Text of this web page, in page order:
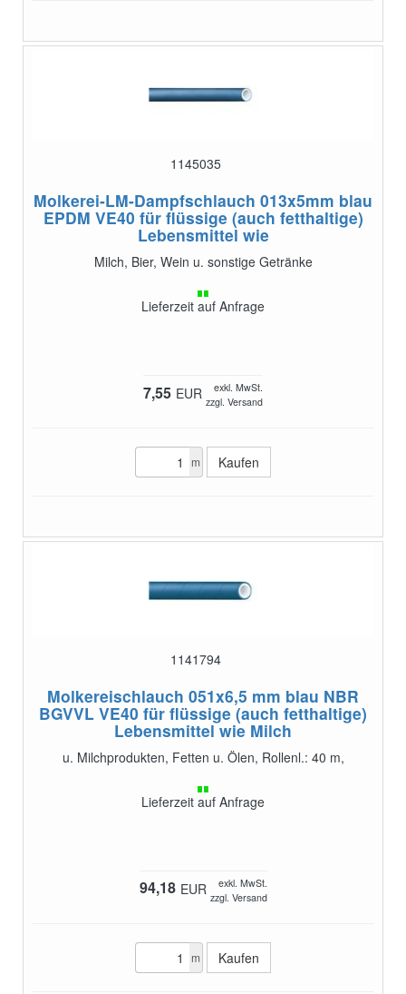
1145035
Molkerei-LM-Dampfschlauch 013x5mm blau
EPDM VE40 für flüssige (auch fetthaltige)
Lebensmittel wie
Milch, Bier, Wein u. sonstige Getränke
Lieferzeit auf Anfrage
7,55 EUR
exkl. MwSt.
zzgl. Versand
m
1141794
Molkereischlauch 051x6,5 mm blau NBR
BGVVL VE40 für flüssige (auch fetthaltige)
Lebensmittel wie Milch
u. Milchprodukten, Fetten u. Ölen, Rollenl.: 40 m,
Lieferzeit auf Anfrage
94,18 EUR
exkl. MwSt.
zzgl. Versand
m